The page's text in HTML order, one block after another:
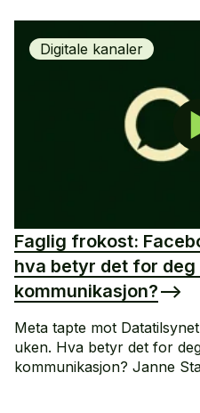
Digitale kanaler
Faglig frokost:
hva betyr det for deg
kommunikasjon?-->
Meta tapte mot
uken. Hva betyr det for
kommunikasjon? Janne